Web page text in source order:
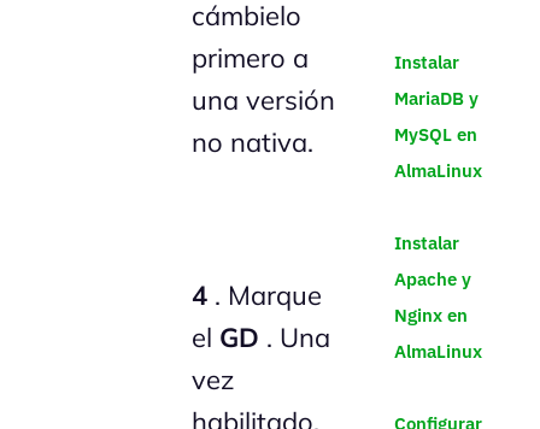
cámbielo
primero a
una versión
no nativa.
4 . Marque
el GD . Una
vez
Instalar
MariaDB y
MySQL en
AlmaLinux
Instalar
Apache y
Nginx en
AlmaLinux
Configurar